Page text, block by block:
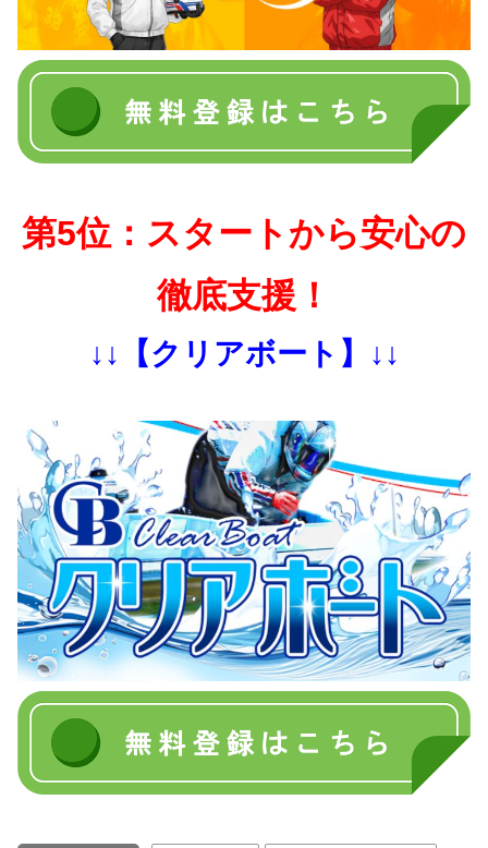
第5位：スタートから安心の
徹底支援！
↓↓【クリアボート】↓↓